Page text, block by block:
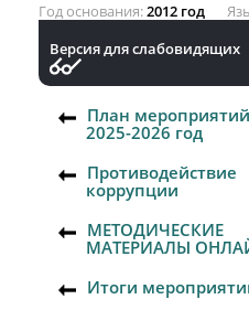
Год основания 2012 год
Версия для слабовидящих
План
2025-2026 год
Противодействие
коррупции
МЕТОДИЧЕСКИЕ
МАТЕРИАЛЫ
Итоги